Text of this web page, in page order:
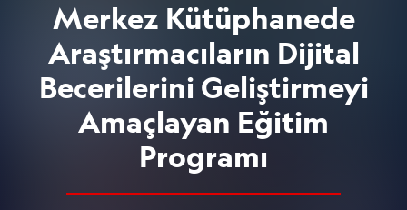
Merkez Kütüphanede
Araştırmacıların Dijital
Becerilerini Geliştirmeyi
Amaçlayan Eğitim
Programı